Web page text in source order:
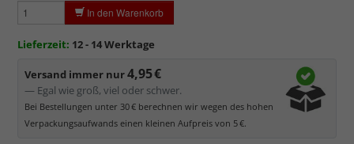
Normalglas hat eine leichte Grünfärbung
Bereich der Weißtöne zu einem dezenten Grünschimmer
kommt. Für Bilder mit hellen Farben empfehlen wir Kunst- oder
In den Warenkorb
Lieferzeit: 12 - 14 Werktage
Versand immer nur4,95 €
— Egal wie groß, viel oder schwer.
Bei Bestellungen unter 30 € berechnen wir wegen des hohen
Verpackungsaufwands einen kleinen Aufpreis von 5 €.